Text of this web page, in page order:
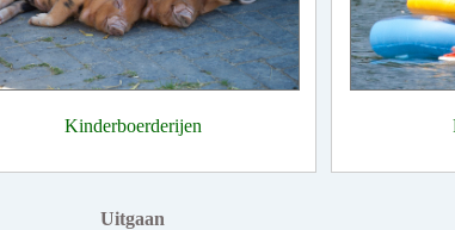
Kinderboerderijen
Uitgaan